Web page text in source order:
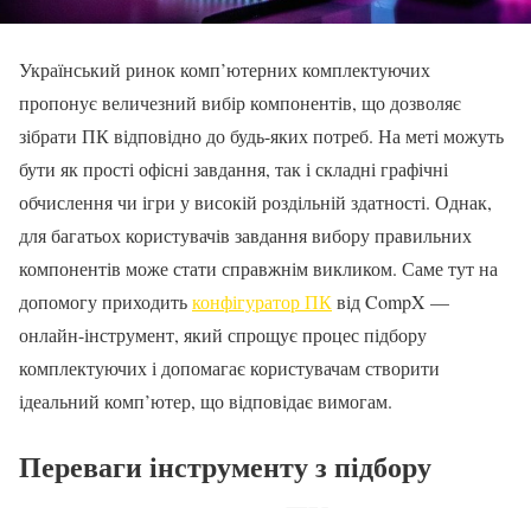
Український ринок комп’ютерних комплектуючих
пропонує величезний вибір компонентів, що дозволяє
зібрати ПК відповідно до будь-яких потреб. На меті можуть
бути як прості офісні завдання, так і складні графічні
обчислення чи ігри у високій роздільній здатності. Однак,
для багатьох користувачів завдання вибору правильних
компонентів може стати справжнім викликом. Саме тут на
допомогу приходитьконфігуратор ПКвід CompX —
онлайн-інструмент, який спрощує процес підбору
комплектуючих і допомагає користувачам створити
ідеальний комп’ютер, що відповідає вимогам.
Переваги інструменту з підбору